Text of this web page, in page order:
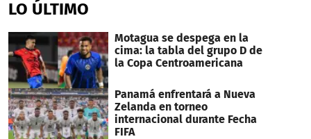
LO ÚLTIMO
Motagua se despega en la
cima: la tabla del grupo D de
la Copa Centroamericana
Panamá enfrentará a Nueva
Zelanda en torneo
internacional durante Fecha
FIFA